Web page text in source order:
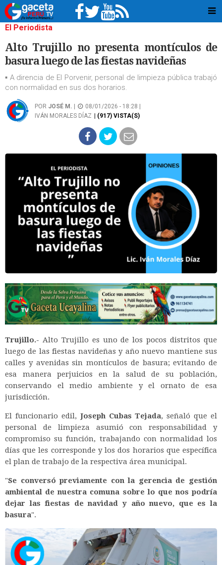
El Periodista
Alto Trujillo no presenta montículos de
basura luego de las fiestas navideñas
▪︎ A direncia de El Porvenir, personal de limpieza pública trabajó
con normalidad en sus dos horarios.
POR JOSÉ M.
08/01/2026 - 18:28 |
IVÁN MORALES DÍAZ
| (917) VISTA(S)
Trujillo.- Alto Trujillo es uno de los pocos distritos que
luego de las fiestas navideñas y año nuevo mantiene sus
calles y avenidas sin montículos de basura; evitando de
esa manera perjuicios en la salud de su población,
conservando el medio ambiente y el ornato de esa
jurisdicción.
El funcionario edil, Joseph Cubas Tejada, señaló que el
personal de limpieza asumió con responsabilidad y
compromiso su función, trabajando con normalidad los
días que les corresponde y los dos horarios que específica
el plan de trabajo de la respectiva área municipal.
"Se conversó previamente con la gerencia de gestión
ambiental de nuestra comuna sobre lo que nos podría
dejar las fiestas de navidad y año nuevo, que es la
basura".